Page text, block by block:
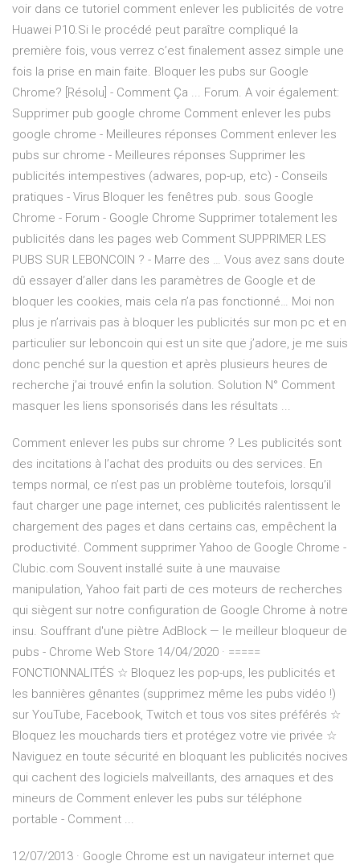
voir dans ce tutoriel comment enlever les publicités de votre
Huawei P10.Si le procédé peut paraître compliqué la
première fois, vous verrez c’est finalement assez simple une
fois la prise en main faite. Bloquer les pubs sur Google
Chrome? [Résolu] - Comment Ça ... Forum. A voir également:
Supprimer pub google chrome Comment enlever les pubs
google chrome - Meilleures réponses Comment enlever les
pubs sur chrome - Meilleures réponses Supprimer les
publicités intempestives (adwares, pop-up, etc) - Conseils
pratiques - Virus Bloquer les fenêtres pub. sous Google
Chrome - Forum - Google Chrome Supprimer totalement les
publicités dans les pages web Comment SUPPRIMER LES
PUBS SUR LEBONCOIN ? - Marre des … Vous avez sans doute
dû essayer d’aller dans les paramètres de Google et de
bloquer les cookies, mais cela n’a pas fonctionné… Moi non
plus je n’arrivais pas à bloquer les publicités sur mon pc et en
particulier sur leboncoin qui est un site que j’adore, je me suis
donc penché sur la question et après plusieurs heures de
recherche j’ai trouvé enfin la solution. Solution N° Comment
masquer les liens sponsorisés dans les résultats ...
Comment enlever les pubs sur chrome ? Les publicités sont
des incitations à l’achat des produits ou des services. En
temps normal, ce n’est pas un problème toutefois, lorsqu’il
faut charger une page internet, ces publicités ralentissent le
chargement des pages et dans certains cas, empêchent la
productivité. Comment supprimer Yahoo de Google Chrome -
Clubic.com Souvent installé suite à une mauvaise
manipulation, Yahoo fait parti de ces moteurs de recherches
qui siègent sur notre configuration de Google Chrome à notre
insu. Souffrant d'une piètre AdBlock — le meilleur bloqueur de
pubs - Chrome Web Store 14/04/2020 · =====
FONCTIONNALITÉS ☆ Bloquez les pop-ups, les publicités et
les bannières gênantes (supprimez même les pubs vidéo !)
sur YouTube, Facebook, Twitch et tous vos sites préférés ☆
Bloquez les mouchards tiers et protégez votre vie privée ☆
Naviguez en toute sécurité en bloquant les publicités nocives
qui cachent des logiciels malveillants, des arnaques et des
mineurs de Comment enlever les pubs sur téléphone
portable - Comment ...
12/07/2013 · Google Chrome est un navigateur internet que